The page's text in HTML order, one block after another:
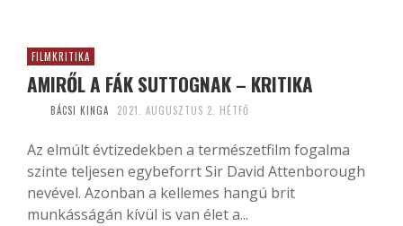
FILMKRITIKA
AMIRŐL A FÁK SUTTOGNAK – KRITIKA
BÁCSI KINGA 2021. AUGUSZTUS 2. HÉTFŐ
Az elmúlt évtizedekben a természetfilm fogalma
szinte teljesen egybeforrt Sir David Attenborough
nevével. Azonban a kellemes hangú brit
munkásságán kívül is van élet a...